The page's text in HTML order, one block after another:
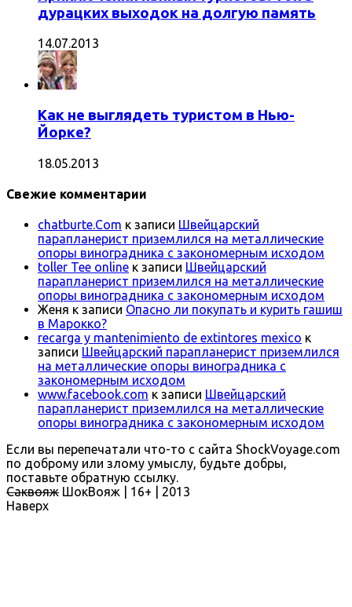
дурацких выходок на долгую память
14.07.2013
Как не выглядеть туристом в Нью-
Йорке?
18.05.2013
Свежие комментарии
chatburte.Com к записи Швейцарский
парапланерист приземлился на металлические
опоры виноградника с закономерным исходом
toller Tee online к записи Швейцарский
парапланерист приземлился на металлические
опоры виноградника с закономерным исходом
Женя к записи Опасно ли покупать и курить гашиш
в Марокко?
recarga y mantenimiento de extintores mexico к
записи Швейцарский парапланерист приземлился
на металлические опоры виноградника с
закономерным исходом
www.facebook.com к записи Швейцарский
парапланерист приземлился на металлические
опоры виноградника с закономерным исходом
Если вы перепечатали что-то с сайта ShockVoyage.com
по доброму или злому умыслу, будьте добры,
поставьте обратную ссылку.
Саквояж ШокВояж | 16+ | 2013
Наверх